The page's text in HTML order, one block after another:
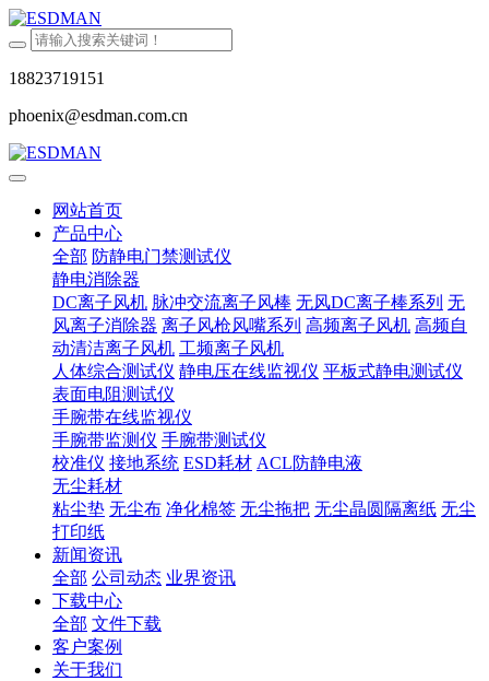
18823719151
phoenix@esdman.com.cn
网站首页
产品中心
全部 防静电门禁测试仪
静电消除器
DC离子风机 脉冲交流离子风棒 无风DC离子棒系列 无
风离子消除器 离子风枪风嘴系列 高频离子风机 高频自
动清洁离子风机 工频离子风机
人体综合测试仪 静电压在线监视仪 平板式静电测试仪
表面电阻测试仪
手腕带在线监视仪
手腕带监测仪 手腕带测试仪
校准仪 接地系统 ESD耗材 ACL防静电液
无尘耗材
粘尘垫 无尘布 净化棉签 无尘拖把 无尘晶圆隔离纸 无尘
打印纸
新闻资讯
全部 公司动态 业界资讯
下载中心
全部 文件下载
客户案例
关于我们